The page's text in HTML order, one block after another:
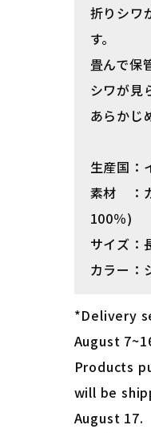
折りシワ
す。
畳んで保
シワが見
あらかじ
生産国：
素材 ：
100％)
サイズ
カラー：
*Delivery
August
Products
will be
August 17.